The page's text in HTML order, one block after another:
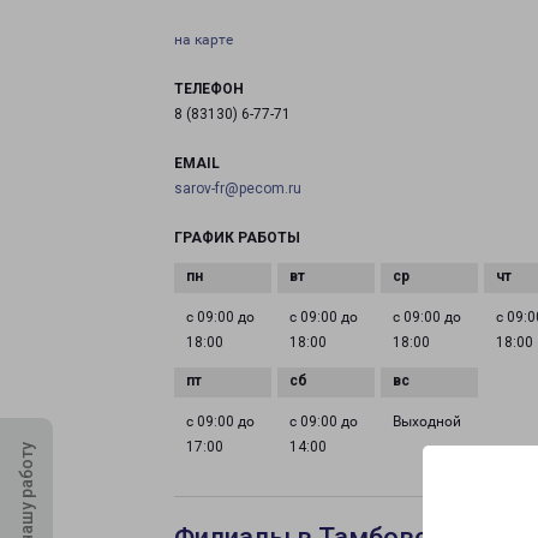
на карте
ТЕЛЕФОН
8 (83130) 6-77-71
EMAIL
sarov-fr@pecom.ru
ГРАФИК РАБОТЫ
с 09:00 до
18:00
с 09:00 до
18:00
с 09:00 до
18:00
с
18:00
с 09:00 до
17:00
с 09:00 до
14:00
Выходной